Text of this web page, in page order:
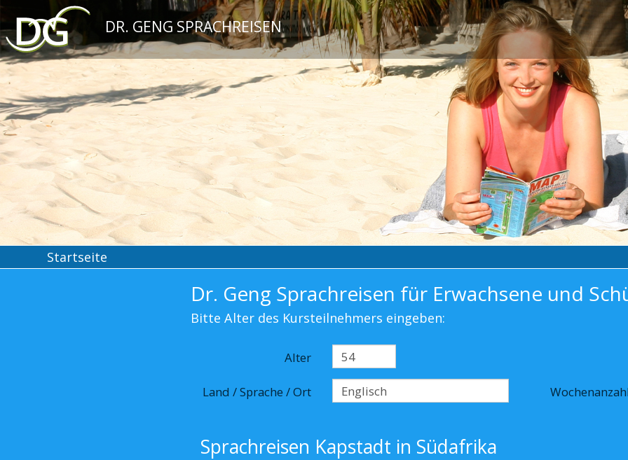
DR. GENG SPRACHREISEN
Startseite
Dr. Geng Sprachreisen für Erwachsene und
Bitte Alter des Kursteilnehmers eingeben:
Alter
Land / Sprache / Ort Wochenanzahl
Sprachreisen Kapstadt in Südafrika